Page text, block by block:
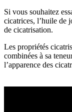
Si vous souhaitez
cicatrices, l’huile de
de cicatrisation.
Les propriétés
combinées à sa
l’apparence des